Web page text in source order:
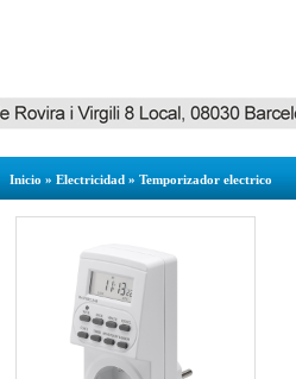
Inicio » Electricidad » Temporizador electrico